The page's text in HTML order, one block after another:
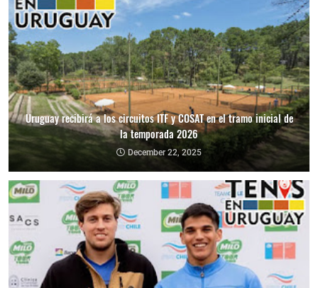
Uruguay recibirá a los circuitos ITF y COSAT en el tramo inicial de
la temporada 2026
December 22, 2025